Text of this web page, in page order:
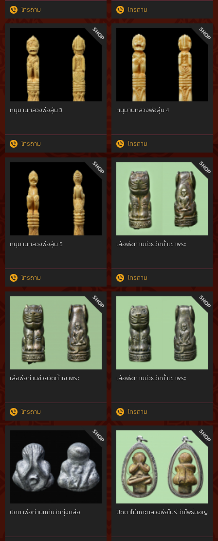
โทรถาม โทรถาม
หนุมานหลวงพ่อสุ่น 3
โทรถาม
หนุมานหลวงพ่อสุ่น 4
โทรถาม
หนุมานหลวงพ่อสุ่น 5
โทรถาม
เสือพ่อท่านช่วยวัดถ้ำเขาพระ
โทรถาม
เสือพ่อท่านช่วยวัดถ้ำเขาพระ
โทรถาม
เสือพ่อท่านช่วยวัดถ้ำเขาพระ
โทรถาม
ปิดตาพ่อท่านเเก่นวัดทุ่งหล่อ ปิดตาไม้เเกะหลวงพ่อโนรี วัดโพธิ์มอญ